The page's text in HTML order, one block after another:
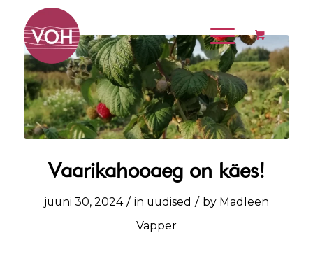
Vaarikahooaeg on käes!
juuni 30, 2024 / in uudised / by Madleen
Vapper